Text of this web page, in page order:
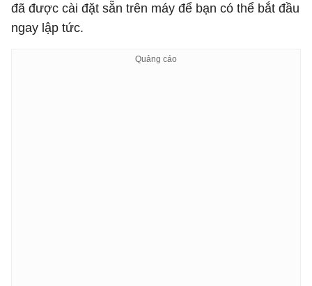
đã được cài đặt sẵn trên máy để bạn có thể bắt đầu
ngay lập tức.